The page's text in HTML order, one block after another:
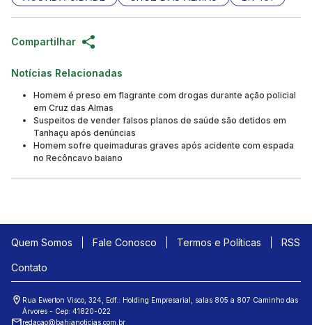
Compartilhar
Notícias Relacionadas
Homem é preso em flagrante com drogas durante ação policial
em Cruz das Almas
Suspeitos de vender falsos planos de saúde são detidos em
Tanhaçu após denúncias
Homem sofre queimaduras graves após acidente com espada
no Recôncavo baiano
Quem Somos Fale Conosco Termos e Políticas RSS
Contato
Rua Ewerton Visco, 324, Edf.: Holding Empresarial, salas 805 a 807 Caminho das
Árvores - Cep: 41820-022
redacao@bahianoticias.com.br